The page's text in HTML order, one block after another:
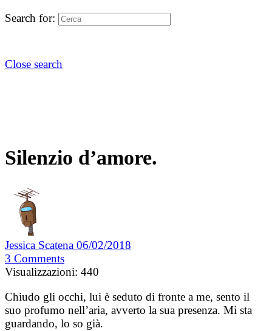
Search for:
Close search
Silenzio d’amore.
Jessica Scatena 06/02/2018
3 Comments
Visualizzazioni: 440
Chiudo gli occhi, lui è seduto di fronte a me, sento il
suo profumo nell’aria, avverto la sua presenza. Mi sta
guardando, lo so già.